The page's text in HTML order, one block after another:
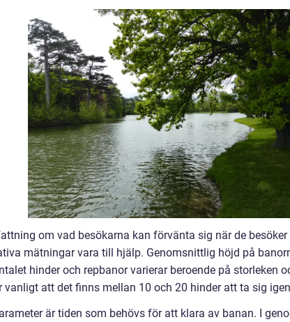
om vad besökarna kan förvänta sig när de
mätningar vara till hjälp. Genomsnittlig höjd på
hinder och repbanor varierar beroende på storleken
vanligt att det finns mellan 10 och 20 hinder att ta sig
är tiden som behövs för att klara av banan. I